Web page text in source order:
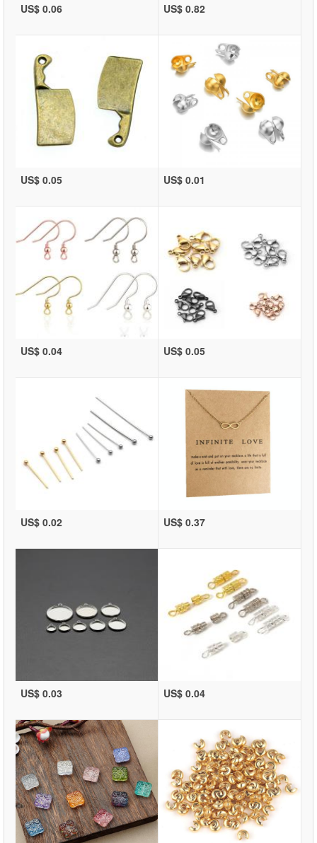
US$ 0.06 US$ 0.82
US$ 0.05 US$ 0.01
US$ 0.04 US$ 0.05
US$ 0.02 US$ 0.37
US$ 0.03 US$ 0.04